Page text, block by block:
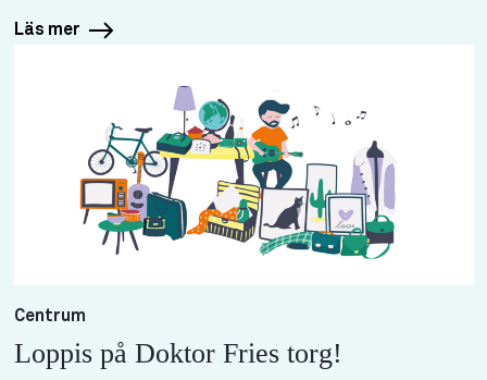
Läs mer
Centrum
Loppis på Doktor Fries torg!